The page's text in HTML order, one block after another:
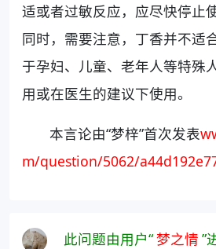
适或者过敏反应，应尽快停止
同时，需要注意，丁香并不适
于孕妇、儿童、老年人等特殊
用或在医生的建议下使用。
本言论由“梦梓”首次发表
m/question/5062/
此问题由用户“梦之情 ”